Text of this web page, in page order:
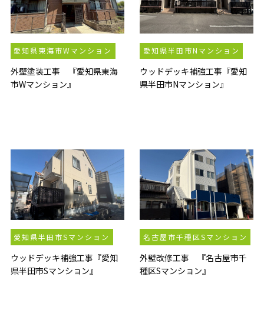
愛知県東海市Wマンション
外壁塗装工事 『愛知県東海
市Wマンション』
愛知県半田市Nマンション
ウッドデッキ補強工事『愛知
県半田市Nマンション』
愛知県半田市Sマンション
ウッドデッキ補強工事『愛知
県半田市Sマンション』
名古屋市千種区Sマンション
外壁改修工事 『名古屋市千
種区Sマンション』